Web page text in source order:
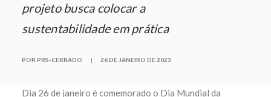
projeto busca colocar a
sustentabilidade em prática
POR PRS-CERRADO | 26 DE JANEIRO DE 2023
Dia 26 de janeiro é comemorado o Dia Mundial da